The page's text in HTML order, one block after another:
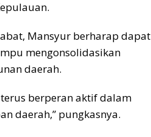
Mansyur berharap dapat
mengonsolidasikan
daerah.
berperan aktif dalam
daerah,” pungkasnya.